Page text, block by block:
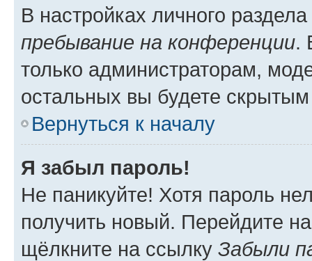
В настройках личного
пребывание на конференции.
только администраторам,
остальных вы будете
Вернуться к началу
Я забыл пароль!
Не паникуйте! Хотя пароль
получить новый. Перейдите
щёлкните на ссылку Забыли